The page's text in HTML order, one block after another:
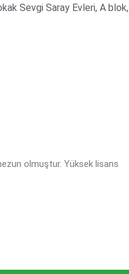
Sevgi Saray Evleri, A blok,
olmuştur. Yüksek lisans